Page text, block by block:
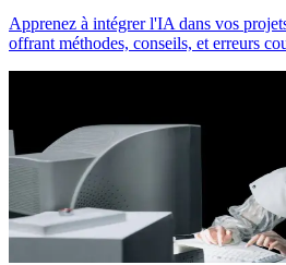
Apprenez à intégrer l'IA dans vos
offrant méthodes, conseils, et erreurs